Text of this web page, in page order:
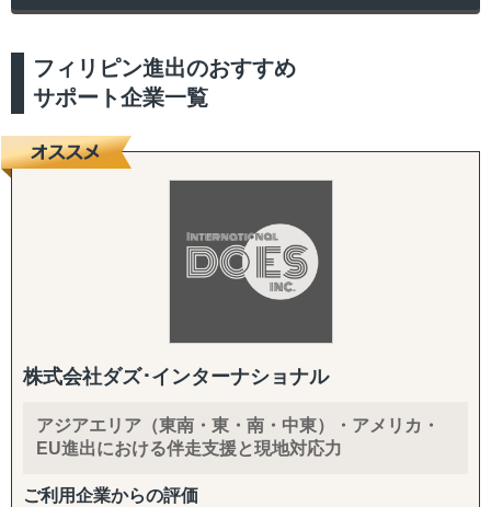
フィリピン進出のおすすめ
サポート企業一覧
株式会社ダズ･インターナショナル
アジアエリア（東南・東・南・中東）・アメリカ・
EU進出における伴走支援と現地対応力
ご利用企業からの評価